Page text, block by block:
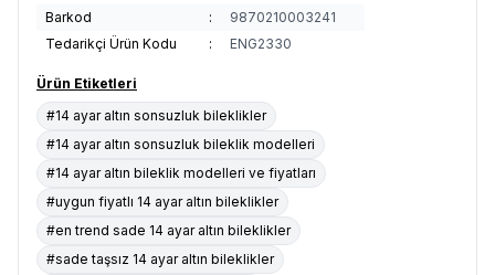
Barkod
:
9870210003241
Tedarikçi Ürün Kodu
: ENG2330
Ürün Etiketleri
#14 ayar altın sonsuzluk bileklikler
#14 ayar altın sonsuzluk bileklik modelleri
#14 ayar altın bileklik modelleri ve fiyatları
#uygun fiyatlı 14 ayar altın bileklikler
#en trend sade 14 ayar altın bileklikler
#sade taşsız 14 ayar altın bileklikler